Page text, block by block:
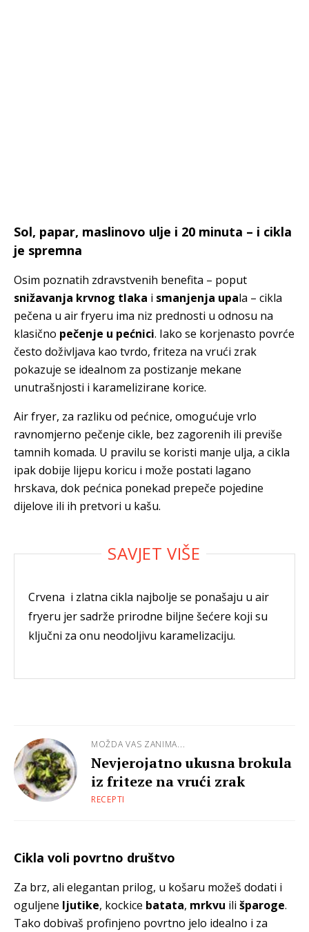
Sol, papar, maslinovo ulje i 20 minuta – i cikla
je spremna
Osim poznatih zdravstvenih benefita – poput
snižavanja krvnog tlaka i smanjenja upala – cikla
pečena u air fryeru ima niz prednosti u odnosu na
klasično pečenje u pećnici. Iako se korjenasto povrće
često doživljava kao tvrdo, friteza na vrući zrak
pokazuje se idealnom za postizanje mekane
unutrašnjosti i karamelizirane korice.
Air fryer, za razliku od pećnice, omogućuje vrlo
ravnomjerno pečenje cikle, bez zagorenih ili previše
tamnih komada. U pravilu se koristi manje ulja, a cikla
ipak dobije lijepu koricu i može postati lagano
hrskava, dok pećnica ponekad prepeče pojedine
dijelove ili ih pretvori u kašu.
Crvena i zlatna cikla najbolje se ponašaju u air
fryeru jer sadrže prirodne biljne šećere koji su
ključni za onu neodoljivu karamelizaciju.
MOŽDA VAS ZANIMA...
Nevjerojatno ukusna brokula
iz friteze na vrući zrak
RECEPTI
Cikla voli povrtno društvo
Za brz, ali elegantan prilog, u košaru možeš dodati i
oguljene ljutike, kockice batata, mrkvu ili šparoge.
Tako dobivaš profinjeno povrtno jelo idealno i za